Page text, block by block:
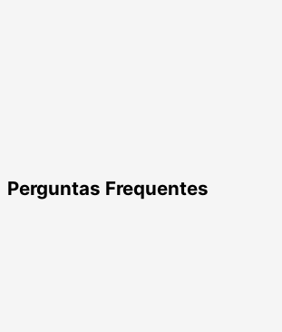
Perguntas Frequentes